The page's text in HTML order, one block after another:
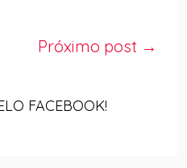
Próximo post →
FACEBOOK!